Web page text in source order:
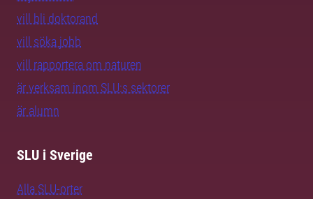
vill bli doktorand
vill söka jobb
vill rapportera om naturen
är verksam inom SLU:s sektorer
är alumn
SLU i Sverige
Alla SLU-orter